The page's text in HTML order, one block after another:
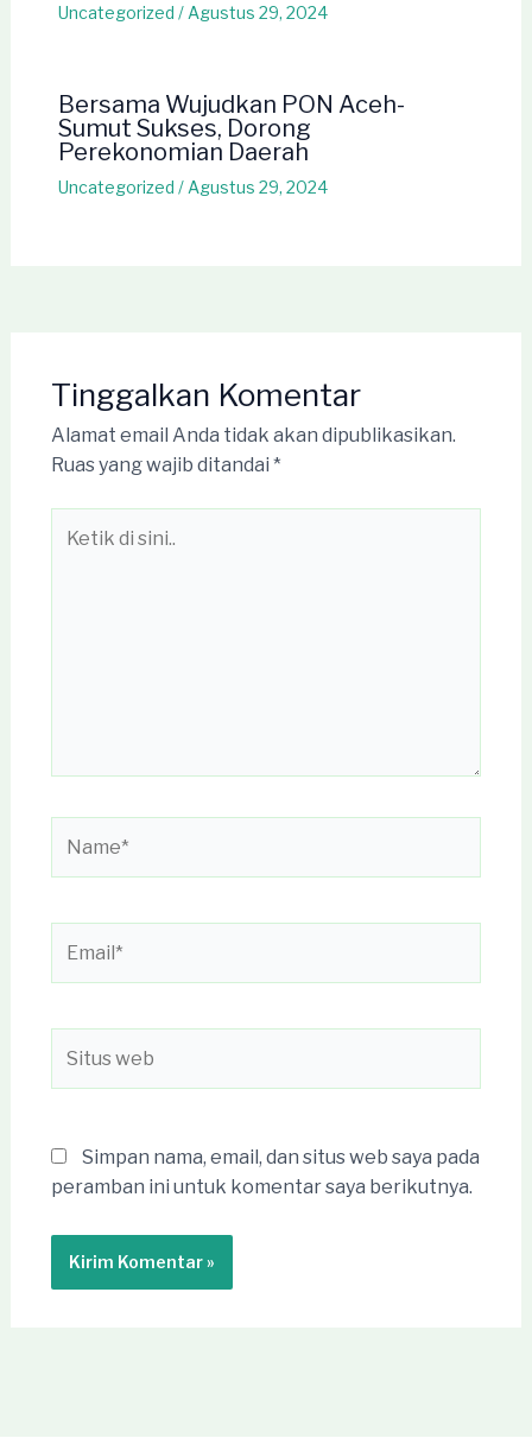
Uncategorized / Agustus 29, 2024
Bersama Wujudkan PON Aceh-
Sumut Sukses, Dorong
Perekonomian Daerah
Uncategorized / Agustus 29, 2024
Tinggalkan Komentar
Alamat email Anda tidak akan dipublikasikan.
Ruas yang wajib ditandai *
web
Simpan nama, email, dan situs web saya pada
peramban ini untuk komentar saya berikutnya.